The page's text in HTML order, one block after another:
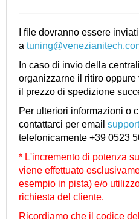
I file dovranno essere inviati
a
In caso di invio della
organizzarne il ritiro
il prezzo di spedizione
Per ulteriori informazioni o
contattarci per email
telefonicamente +39 0523
* L'incremento di potenza
viene effettuato
esempio in pista) e/o
richiesta del cliente.
Ricordiamo che il codice